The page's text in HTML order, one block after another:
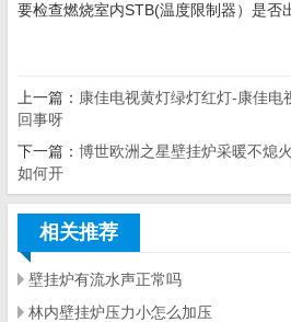
要检查燃烧室内STB(温度限制器）是否
上一篇： 康佳电视黄灯绿灯红灯-康佳电
回事呀
下一篇： 博世欧洲之星壁挂炉采暖不熄
如何开
相关推荐
壁挂炉有流水声正常吗
林内壁挂炉压力小怎么加压